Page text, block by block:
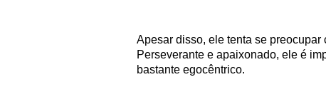
Apesar disso, ele tenta se preocupar
Perseverante e apaixonado, ele é
bastante egocêntrico.